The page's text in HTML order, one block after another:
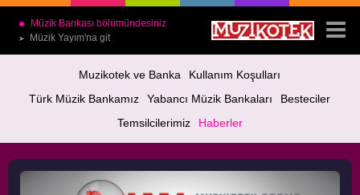
Müzik Bankası bölümündesiniz
➤ Müzik Yayım'na git
Muzikotek ve Banka
Kullanım Koşulları
Türk Müzik Bankamız
Yabancı Müzik Bankaları
Besteciler
Temsilcilerimiz
Haberler